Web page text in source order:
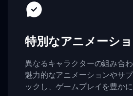
特別なアニメーシ
異なるキャラクターの組み合
魅力的なアニメーションやサ
ックし、ゲームプレイを豊かに